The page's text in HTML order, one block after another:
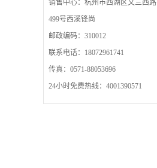
销售中心：杭州市西湖区文三西路
499号西溪锋尚
邮政编码：310012
联系电话：18072961741
传真：0571-88053696
24小时免费热线：4001390571